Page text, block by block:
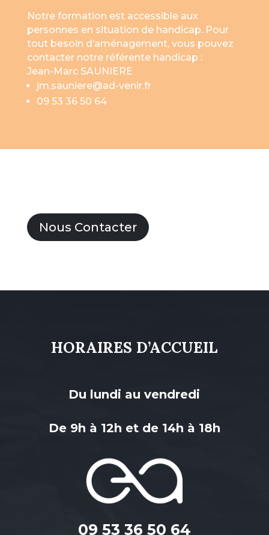
Notre formation est accessible aux
personnes en situation de handicap. Pour
tout besoin d’aménagement, vous pouvez
contacter notre référente handicap :
Jean-Marc SAUNIERE
jm.sauniere@ad-venir.fr
09 53 36 50 64
Nous Contacter
HORAIRES D’ACCUEIL
Du lundi au vendredi
De 9h à 12h et de 14h à 18h
09 53 36 50 64